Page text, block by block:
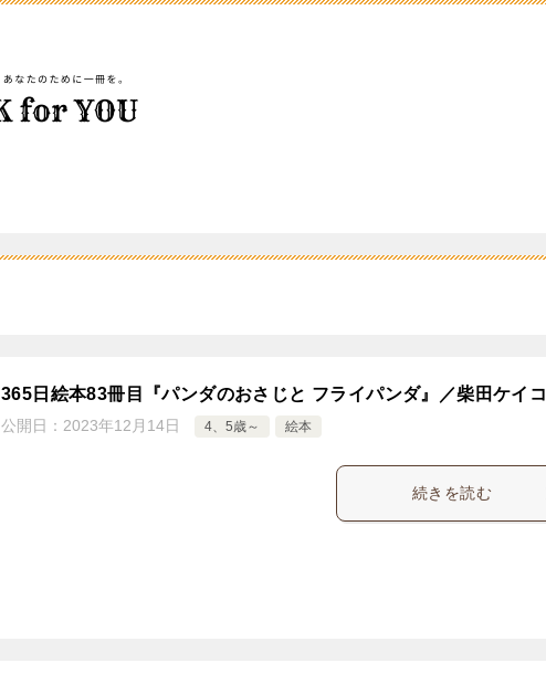
365日絵本83冊目『パンダのおさじと フライパンダ』／柴田ケイコ
公開日： 2023年12月14日 4、5歳～ 絵本
続きを読む